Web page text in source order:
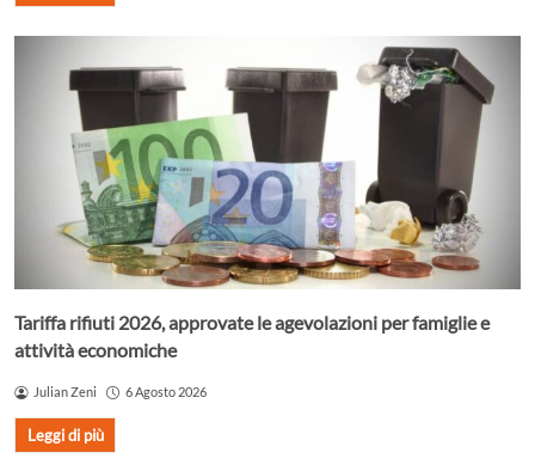
Tariffa rifiuti 2026, approvate le agevolazioni per famiglie e
attività economiche
Julian Zeni 6 Agosto 2026
Leggi di più